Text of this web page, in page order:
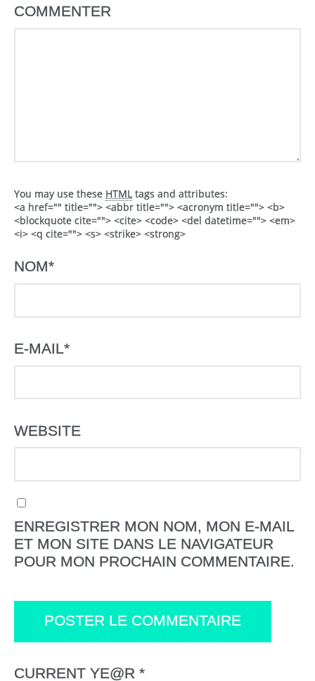
COMMENTER
You may use these HTML tags and attributes:
<a href="" title=""> <abbr title=""> <acronym title=""> <b>
<blockquote cite=""> <cite> <code> <del datetime=""> <em>
<i> <q cite=""> <s> <strike> <strong>
NOM*
E-MAIL*
WEBSITE
ENREGISTRER MON NOM, MON E-MAIL
ET MON SITE DANS LE NAVIGATEUR
POUR MON PROCHAIN COMMENTAIRE.
CURRENT YE@R *